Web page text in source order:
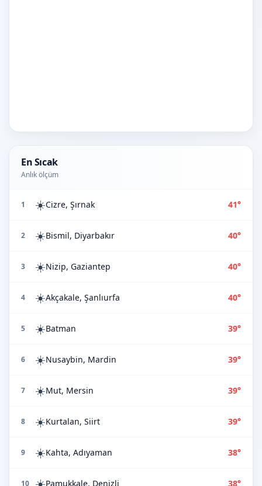
En Sıcak
Anlık ölçüm
1 ☀️Cizre, Şırnak 41°
2 ☀️Bismil, Diyarbakır 40°
3 ☀️Nizip, Gaziantep 40°
4 ☀️Akçakale, Şanlıurfa 40°
5 ☀️Batman 39°
6 ☀️Nusaybin, Mardin 39°
7 ☀️Mut, Mersin 39°
8 ☀️Kurtalan, Siirt 39°
9 ☀️Kahta, Adıyaman 38°
10 Pamukkale, Denizli 38°